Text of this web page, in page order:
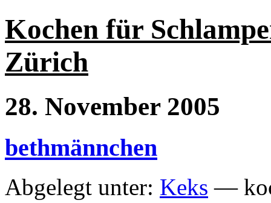
Kochen für
Zürich
28. November 2005
bethmännchen
Abgelegt unter: Keks —